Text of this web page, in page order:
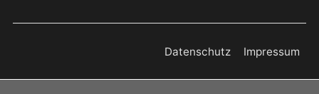
Datenschutz Impressum